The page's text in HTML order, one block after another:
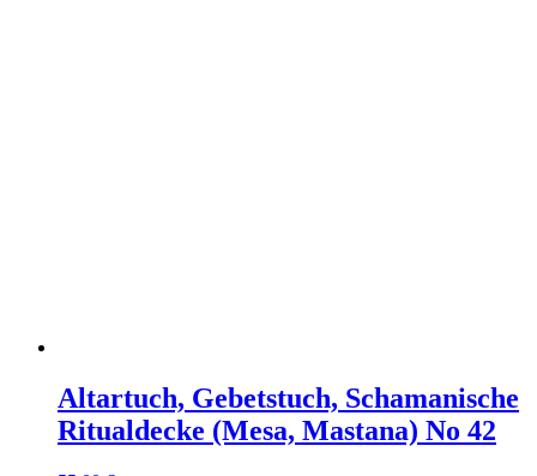
Altartuch, Gebetstuch, Schamanische
Ritualdecke (Mesa, Mastana) No 42